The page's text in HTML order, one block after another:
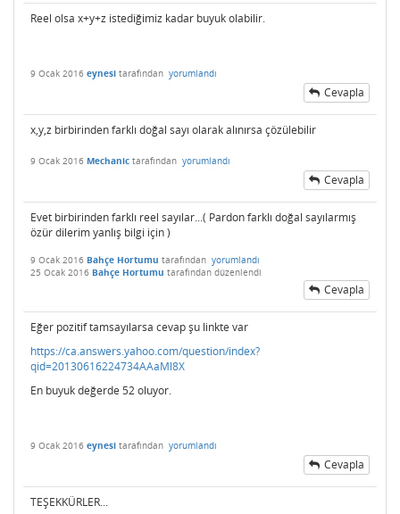
Reel olsa x+y+z istediğimiz kadar buyuk olabilir.
9 Ocak 2016 eynesi tarafından yorumlandı
Cevapla
x,y,z birbirinden farklı doğal sayı olarak alınırsa çözülebilir
9 Ocak 2016 Mechanic tarafından yorumlandı
Cevapla
Evet birbirinden farklı reel sayılar...( Pardon farklı doğal sayılarmış
özür dilerim yanlış bilgi için )
9 Ocak 2016 Bahçe Hortumu tarafından yorumlandı
25 Ocak 2016 Bahçe Hortumu tarafından düzenlendi
Cevapla
Eğer pozitif tamsayılarsa cevap şu linkte var
https://ca.answers.yahoo.com/question/index?
qid=20130616224734AAaMl8X
En buyuk değerde 52 oluyor.
9 Ocak 2016 eynesi tarafından yorumlandı
Cevapla
TEŞEKKÜRLER...